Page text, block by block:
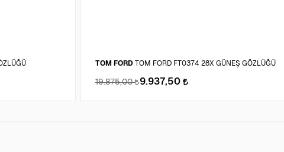
TOM FORD TOM FORD FT0374 28X GÜNEŞ GÖZLÜĞÜ
19.875,00 9.937,50